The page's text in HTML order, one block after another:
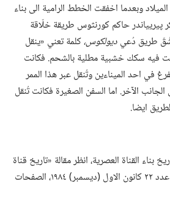
الميلاد وبعدما اخفقت الخطط الرامية الى بناء
پيريياندر حاكم كورنثوس طريقة خلّاقة
طريق دُعيديولكوس،‏كلمة تعني «ينقل
فيه سكك خشبية مطلية بالشحم.‏ فكانت
في احد الميناءين وتُنقل عبر هذا الممر
الآخر.‏ اما السفن الصغيرة فكانت تُنقل
ايضا.‏
بناء القناة العصرية،‏ انظر مقالة «تاريخ قناة
عدد ٢٢ كانون الاول (‏ديسمبر)‏ ١٩٨٤،‏ الصفحات